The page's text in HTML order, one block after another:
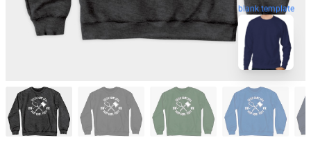
blank template